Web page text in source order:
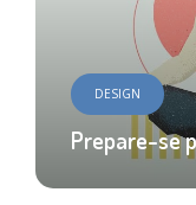
DESIGN
Prepare-se